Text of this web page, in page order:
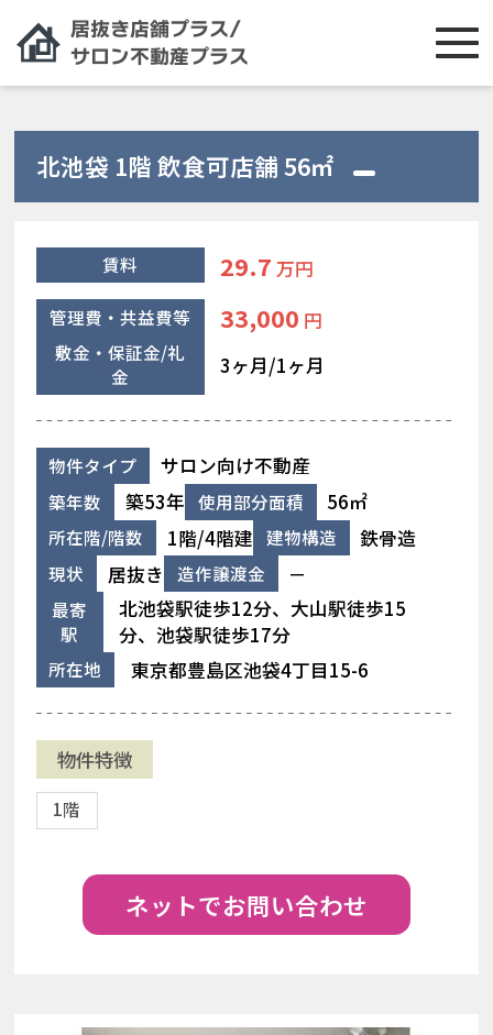
北池袋 1階 飲食可店舗 56㎡
賃料 29.7 万円
管理費・共益費等 33,000 円
敷金・保証金/礼
金
3ヶ月/1ヶ月
物件タイプ サロン向け不動産
築年数 築53年 使用部分面積 56㎡
所在階/階数 1階/4階建 建物構造 鉄骨造
現状 居抜き 造作譲渡金 －
最寄
駅
北池袋駅徒歩12分、大山駅徒歩15
分、池袋駅徒歩17分
所在地 東京都豊島区池袋4丁目15-6
物件特徴
1階
ネットでお問い合わせ